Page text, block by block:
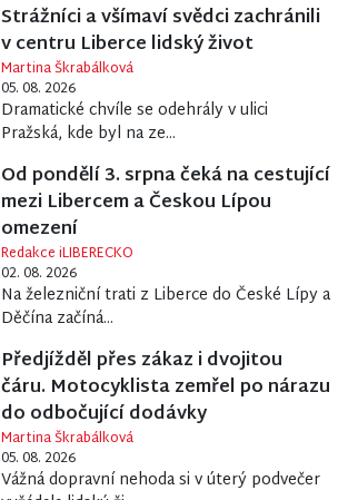
Strážníci a všímaví svědci zachránili
v centru Liberce lidský život
Martina Škrabálková
05. 08. 2026
Dramatické chvíle se odehrály v ulici
Pražská, kde byl na ze...
Od pondělí 3. srpna čeká na cestující
mezi Libercem a Českou Lípou
omezení
Redakce iLIBERECKO
02. 08. 2026
Na železniční trati z Liberce do České Lípy a
Děčína začíná...
Předjížděl přes zákaz i dvojitou
čáru. Motocyklista zemřel po nárazu
do odbočující dodávky
Martina Škrabálková
05. 08. 2026
Vážná dopravní nehoda si v úterý podvečer